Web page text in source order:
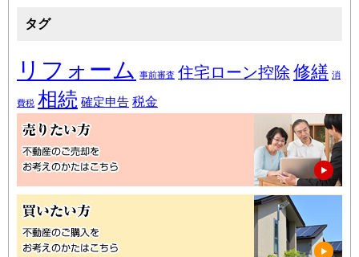
タグ
リフォーム 事前審査 住宅ローン控除 修繕 消
費税 相続 確定申告 税金